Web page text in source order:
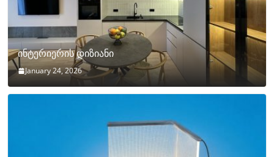
ინტერიერის დიზიანი
January 24, 2026